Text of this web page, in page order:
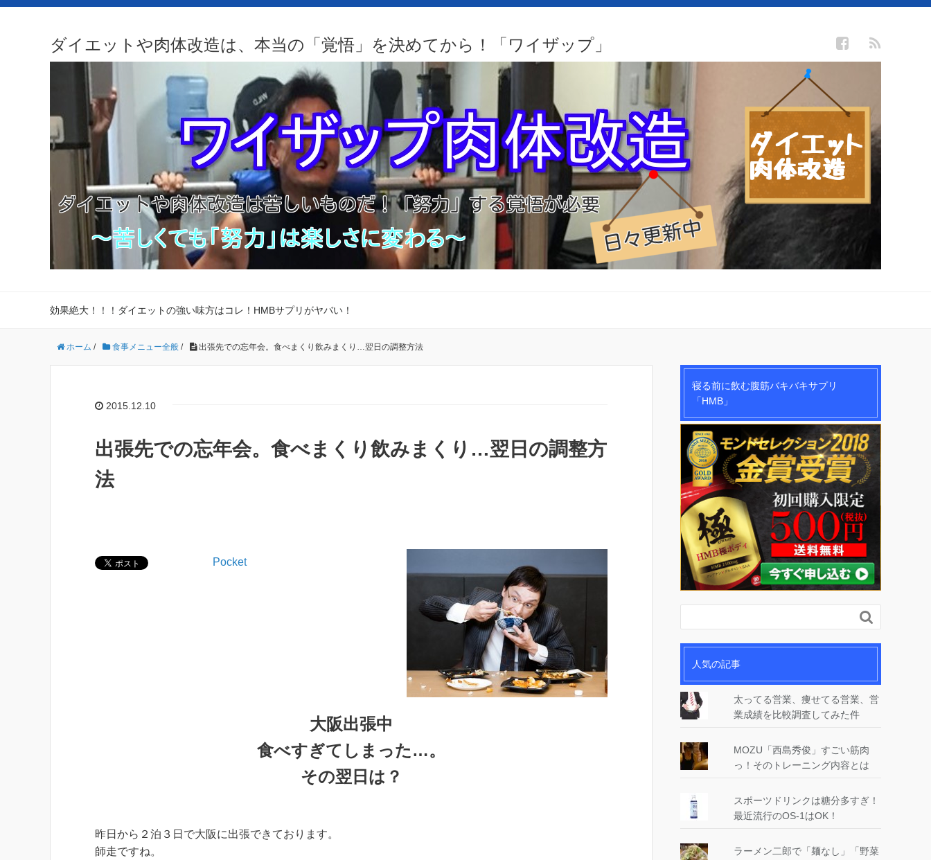
ダイエットや肉体改造は、本当の「覚悟」を決めてから！「ワイザップ」
効果絶大！！！ダイエットの強い味方はコレ！HMBサプリがヤバい！
ホーム / 食事メニュー全般 / 出張先での忘年会。食べまくり飲みまくり…翌日の調整方法
2015.12.10
出張先での忘年会。食べまくり飲みまくり…翌日の調整方
法
Pocket
大阪出張中
食べすぎてしまった…。
その翌日は？
昨日から２泊３日で大阪に出張できております。
師走ですね。
寝る前に飲む腹筋バキバキサプリ
「HMB」

人気の記事
太ってる営業、痩せてる営業、営
業成績を比較調査してみた件
MOZU「西島秀俊」すごい筋肉
っ！そのトレーニング内容とは
スポーツドリンクは糖分多すぎ！
最近流行のOS-1はOK！
ラーメン二郎で「麺なし」「野菜